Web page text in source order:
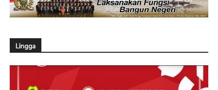
Lingga